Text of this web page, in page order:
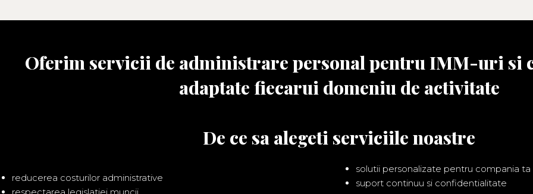
Oferim servicii de administrare personal pentru IMM-uri si
adaptate fiecarui domeniu de activitate
De ce sa alegeti serviciile noastre
reducerea costurilor administrative
solutii personalizate pentru compania ta
suport continuu si confidentialitate